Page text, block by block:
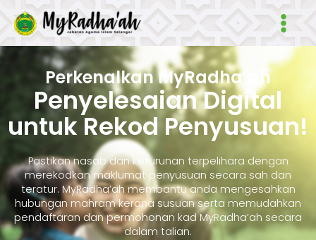
Main
Perkenalkan MyRadha’ah
Penyelesaian Digital
untuk Rekod Penyusuan!
Pastikan nasab dan keturunan terpelihara dengan
merekodkan maklumat penyusuan secara sah dan
teratur. MyRadha’ah membantu anda mengesahkan
hubungan mahram kerana susuan serta memudahkan
pendaftaran dan permohonan kad MyRadha’ah secara
dalam talian.